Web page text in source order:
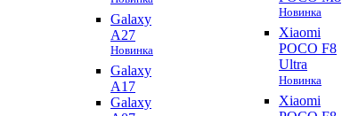
Galaxy
A27
Новинка
Galaxy
A17
Galaxy
Новинка
Xiaomi
POCO F8
Ultra
Новинка
Xiaomi